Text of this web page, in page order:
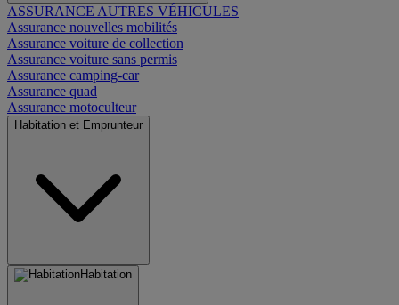
ASSURANCE AUTRES VÉHICULES
Assurance nouvelles mobilités
Assurance voiture de collection
Assurance voiture sans permis
Assurance camping-car
Assurance quad
Assurance motoculteur
Habitation et Emprunteur
Habitation